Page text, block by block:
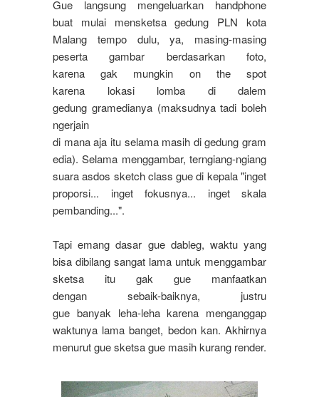
Gue langsung mengeluarkan handphone
buat mulai mensketsa gedung PLN kota
Malang tempo dulu, ya, masing-masing
peserta gambar berdasarkan foto,
karena gak mungkin on the spot
karena lokasi lomba di dalem
gedung gramedianya (maksudnya tadi boleh
ngerjain
di mana aja itu selama masih di gedung gram
edia). Selama menggambar, terngiang-ngiang
suara asdos sketch class gue di kepala "inget
proporsi... inget fokusnya... inget
skala
pembanding...".
Tapi emang dasar gue dableg, waktu yang
bisa dibilang sangat lama untuk menggambar
sketsa itu gak gue manfaatkan
dengan sebaik-baiknya, justru
gue banyak leha-leha karena menganggap
waktunya lama banget, bedon kan. Akhirnya
menurut gue sketsa gue masih kurang render.